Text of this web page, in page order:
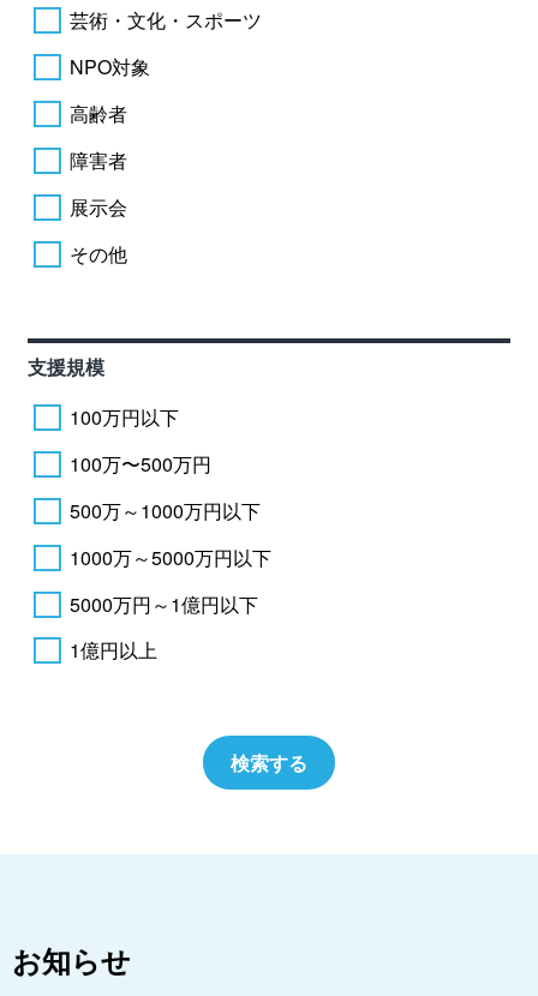
芸術・文化・スポーツ
NPO対象
高齢者
障害者
展示会
その他
支援規模
100万円以下
100万〜500万円
500万～1000万円以下
1000万～5000万円以下
5000万円～1億円以下
1億円以上
お知らせ